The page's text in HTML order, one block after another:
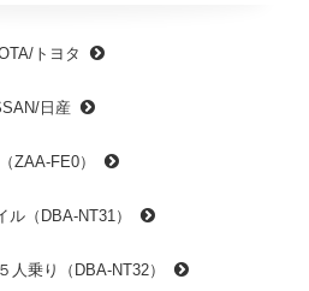
トヨタ
日産
ZAA-FE0）
ル（DBA-NT31）
人乗り（DBA-NT32）